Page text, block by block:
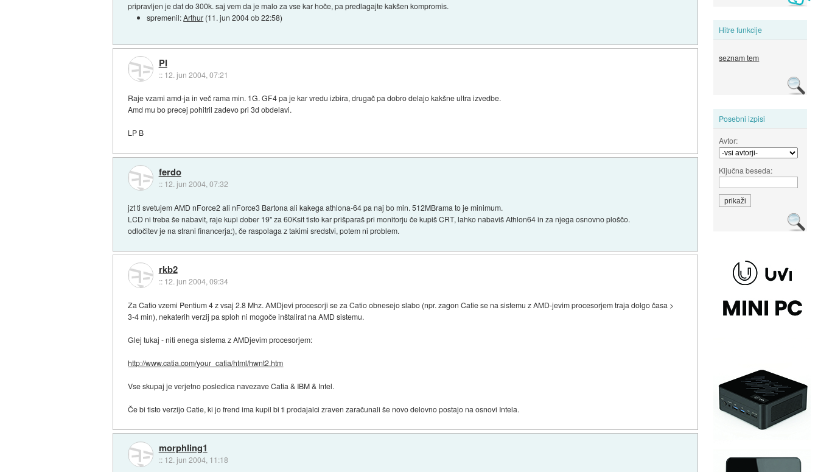
Hitre funkcije
seznam tem
Posebni izpisi
Avtor:
Ključna beseda:
pripravljen je dat do 300k. saj vem da je malo za vse kar hoče, pa predlagajte kakšen kompromis.
spremenil:Arthur (11. jun 2004 ob 22:58)
PI
:: 12. jun 2004, 07:21
Raje vzami amd-ja in več rama min. 1G. GF4 pa je kar vredu izbira, drugač pa dobro delajo kakšne ultra izvedbe.
Amd mu bo precej pohitril zadevo pri 3d obdelavi.
LP B
ferdo
:: 12. jun 2004, 07:32
jzt ti svetujem AMD nForce2 ali nForce3 Bartona ali kakega athlona-64 pa naj bo min. 512MBrama to je minimum.
LCD ni treba še nabavit, raje kupi dober 19" za 60Ksit tisto kar prišparaš pri monitorju če kupiš CRT, lahko nabaviš Athlon64 in za njega osnovno ploščo.
odločitev je na strani financerja:), če raspolaga z takimi sredstvi, potem ni problem.
rkb2
:: 12. jun 2004, 09:34
Za Catio vzemi Pentium 4 z vsaj 2.8 Mhz. AMDjevi procesorji se za Catio obnesejo slabo (npr. zagon Catie se na sistemu z AMD-jevim procesorjem traja dolgo časa >
3-4 min), nekaterih verzij pa sploh ni mogoče inštalirat na AMD sistemu.
Glej tukaj - niti enega sistema z AMDjevim procesorjem:
http://www.catia.com/your_catia/html/hwnt2.htm
Vse skupaj je verjetno posledica navezave Catia & IBM & Intel.
Če bi tisto verzijo Catie, ki jo frend ima kupil bi ti prodajalci zraven zaračunali še novo delovno postajo na osnovi Intela.
morphling1
:: 12. jun 2004, 11:18